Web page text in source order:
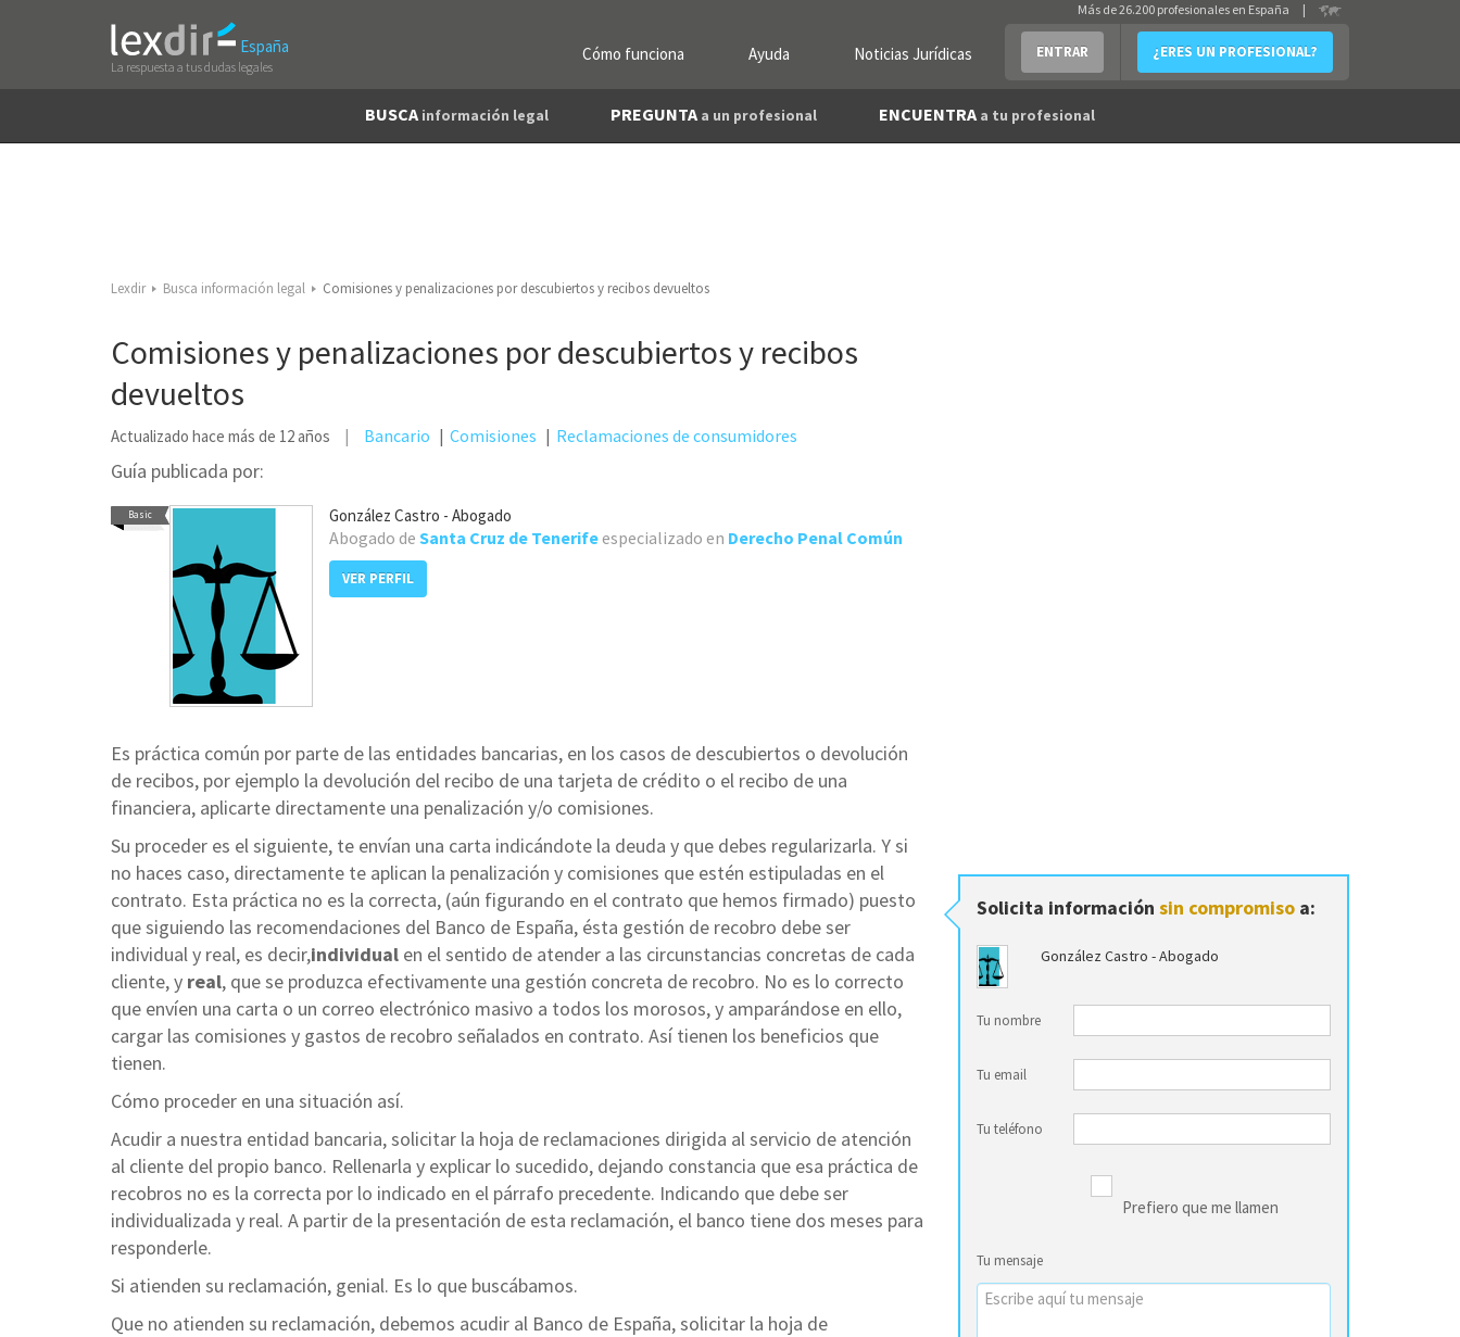
España
La respuesta a tus dudas legales
Cómo funciona Ayuda Noticias Jurídicas ENTRAR ¿ERES UN PROFESIONAL?
Más de 26.200 profesionales en España |
BUSCA información legal PREGUNTA a un profesional ENCUENTRA a tu profesional
Lexdir Busca información legal Comisiones y penalizaciones por descubiertos y recibos devueltos
Comisiones y penalizaciones por descubiertos y recibos
devueltos
Actualizado hace más de 12 años Bancario Comisiones Reclamaciones de consumidores
Guía publicada por:
Basic González Castro - Abogado
Abogado de Santa Cruz de Tenerife especializado en Derecho Penal Común
VER PERFIL
Es práctica común por parte de las entidades bancarias, en los casos de descubiertos o devolución
de recibos, por ejemplo la devolución del recibo de una tarjeta de crédito o el recibo de una
financiera, aplicarte directamente una penalización y/o comisiones.
Su proceder es el siguiente, te envían una carta indicándote la deuda y que debes regularizarla. Y si
no haces caso, directamente te aplican la penalización y comisiones que estén estipuladas en el
contrato. Esta práctica no es la correcta, (aún figurando en el contrato que hemos firmado) puesto
que siguiendo las recomendaciones del Banco de España, ésta gestión de recobro debe ser
individual y real, es decir,individual en el sentido de atender a las circunstancias concretas de cada
cliente, y real, que se produzca efectivamente una gestión concreta de recobro. No es lo correcto
que envíen una carta o un correo electrónico masivo a todos los morosos, y amparándose en ello,
cargar las comisiones y gastos de recobro señalados en contrato. Así tienen los beneficios que
tienen.
Cómo proceder en una situación así.
Acudir a nuestra entidad bancaria, solicitar la hoja de reclamaciones dirigida al servicio de atención
al cliente del propio banco. Rellenarla y explicar lo sucedido, dejando constancia que esa práctica de
recobros no es la correcta por lo indicado en el párrafo precedente. Indicando que debe ser
individualizada y real. A partir de la presentación de esta reclamación, el banco tiene dos meses para
responderle.
Si atienden su reclamación, genial. Es lo que buscábamos.
Que no atienden su reclamación, debemos acudir al Banco de España, solicitar la hoja de
Solicita información sin compromiso a:
González Castro - Abogado
Tu nombre
Tu email
Tu teléfono
Prefiero que me llamen
Tu mensaje